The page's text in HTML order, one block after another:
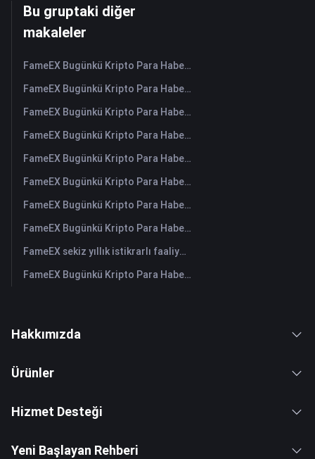
Bu gruptaki diğer
makaleler
FameEX Bugünkü Kripto Para Haberleri Özeti | 7 Ağustos 2026
FameEX Bugünkü Kripto Para Haberleri Özeti | 6 Ağustos 2026
FameEX Bugünkü Kripto Para Haberleri Özeti | 5 Ağustos 2026
FameEX Bugünkü Kripto Para Haberleri Özeti | 4 Ağustos 2026
FameEX Bugünkü Kripto Para Haberleri Özeti | 3 Ağustos 2026
FameEX Bugünkü Kripto Para Haberleri Özeti | 31 Temmuz 2026
FameEX Bugünkü Kripto Para Haberleri Özeti | 30 Temmuz 2026
FameEX Bugünkü Kripto Para Haberleri Özeti | 29 Temmuz 2026
FameEX sekiz yıllık istikrarlı faaliyetleri ve küresel büyümesiyle kullanıcı güvenini güçlendiriyor
FameEX Bugünkü Kripto Para Haberleri Özeti | 28 Temmuz 2026
Hakkımızda
Ürünler
Hizmet Desteği
Yeni Başlayan Rehberi